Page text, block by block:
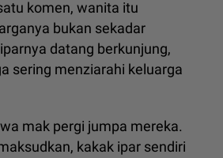
komen, wanita itu
bukan sekadar
datang berkunjung,
sering menziarahi keluarga
mak pergi jumpa mereka.
kakak ipar sendiri